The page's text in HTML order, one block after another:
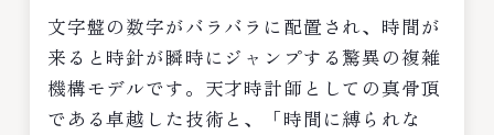
文字盤の数字がバラバラに配置され、時間が
来ると時針が瞬時にジャンプする驚異の複雑
機構モデルです。天才時計師としての真骨頂
である卓越した技術と、「時間に縛られな